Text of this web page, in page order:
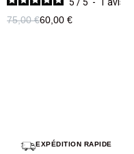
75,00 €60,00 €
EXPÉDITION RAPIDE